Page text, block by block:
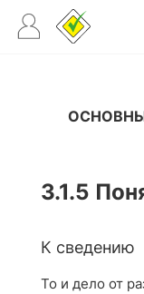
3.1.5
К сведению
То и дело от